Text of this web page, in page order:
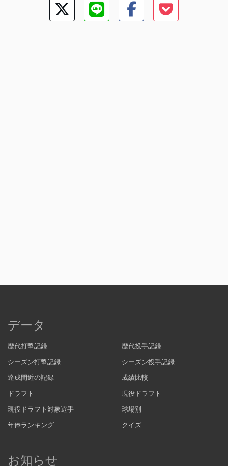
データ
歴代打撃記録
歴代投手記録
シーズン打撃記録
シーズン投手記録
達成間近の記録
成績比較
ドラフト
現役ドラフト
現役ドラフト対象選手
球場別
年俸ランキング
クイズ
お知らせ